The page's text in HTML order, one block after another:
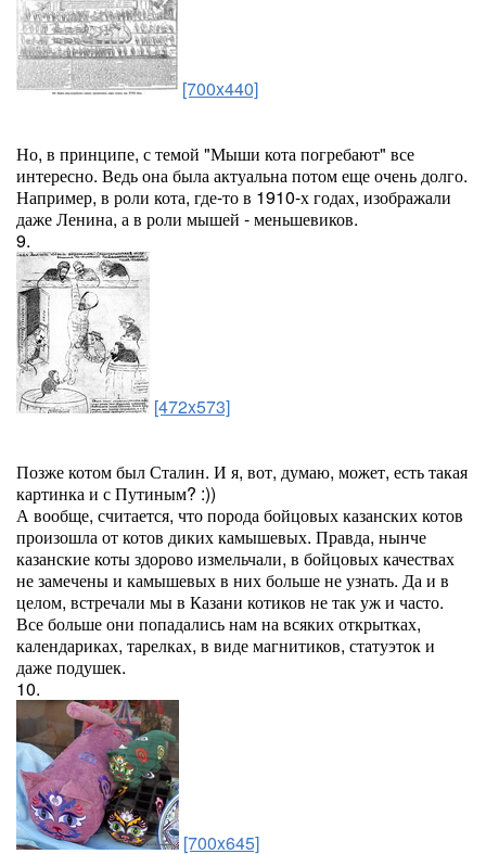
[700x440]
Но, в принципе, с темой "Мыши кота погребают" все
интересно. Ведь она была актуальна потом еще очень долго.
Например, в роли кота, где-то в 1910-х годах, изображали
даже Ленина, а в роли мышей - меньшевиков.
9.
[472x573]
Позже котом был Сталин. И я, вот, думаю, может, есть такая
картинка и с Путиным? :))
А вообще, считается, что порода бойцовых казанских котов
произошла от котов диких камышевых. Правда, нынче
казанские коты здорово измельчали, в бойцовых качествах
не замечены и камышевых в них больше не узнать. Да и в
целом, встречали мы в Казани котиков не так уж и часто.
Все больше они попадались нам на всяких открытках,
календариках, тарелках, в виде магнитиков, статуэток и
даже подушек.
10.
[700x645]